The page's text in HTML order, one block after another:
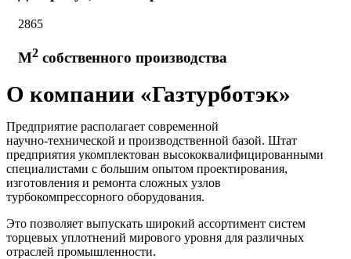
2865
М2 собственного производства
О компании «Газтурботэк»
Предприятие располагает современной
научно-технической и производственной базой. Штат
предприятия укомплектован высококвалифицированными
специалистами с большим опытом проектирования,
изготовления и ремонта сложных узлов
турбокомпрессорного оборудования.
Это позволяет выпускать широкий ассортимент систем
торцевых уплотнений мирового уровня для различных
отраслей промышленности.